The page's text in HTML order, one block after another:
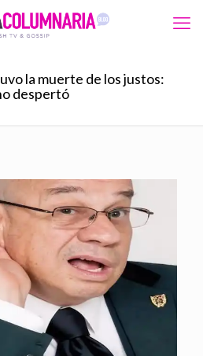
la muerte de los justos:
despertó